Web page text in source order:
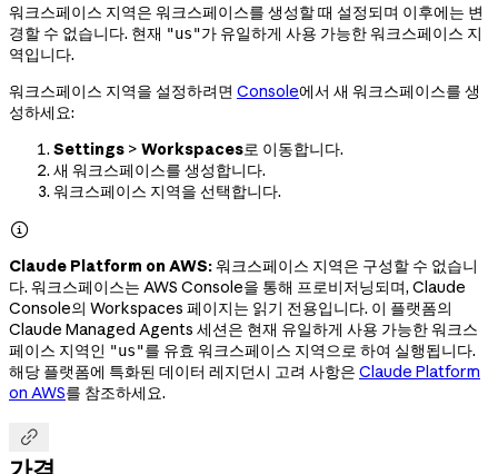
워크스페이스 지역은 워크스페이스를 생성할 때 설정되며 이후에는 변
경할 수 없습니다. 현재 "us"가 유일하게 사용 가능한 워크스페이스 지
역입니다.
워크스페이스 지역을 설정하려면 Console에서 새 워크스페이스를 생
성하세요:
Settings > Workspaces로 이동합니다.
새 워크스페이스를 생성합니다.
워크스페이스 지역을 선택합니다.

Claude Platform on AWS:워크스페이스 지역은 구성할 수 없습니
다. 워크스페이스는 AWS Console을 통해 프로비저닝되며, Claude
Console의 Workspaces 페이지는 읽기 전용입니다. 이 플랫폼의
Claude Managed Agents 세션은 현재 유일하게 사용 가능한 워크스
페이스 지역인 "us"를 유효 워크스페이스 지역으로 하여 실행됩니다.
해당 플랫폼에 특화된 데이터 레지던시 고려 사항은 Claude Platform
on AWS를 참조하세요.
